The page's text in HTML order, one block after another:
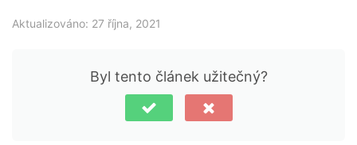
Aktualizováno: 27 října, 2021
Byl tento článek užitečný?